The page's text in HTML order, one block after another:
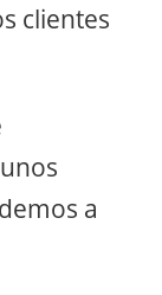
clientes
a